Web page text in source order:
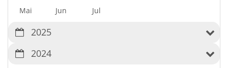
Mai Jun Jul
2025
2024